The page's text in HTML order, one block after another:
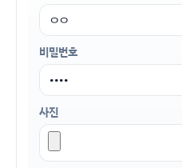
비밀번호
사진